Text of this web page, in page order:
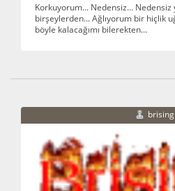
Korkuyorum... Nedensiz...
birşeylerden... Ağlıyorum bir hiçlik
böyle kalacağımı bilerekten...